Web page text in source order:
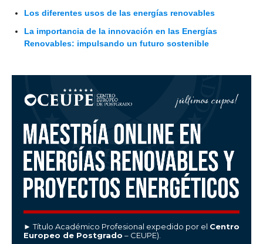
Los diferentes usos de las energías renovables
La importancia de la innovación en las Energías
Renovables: impulsando un futuro sostenible
► Título Académico Profesional expedido por el Centro
Europeo de Postgrado – CEUPE).